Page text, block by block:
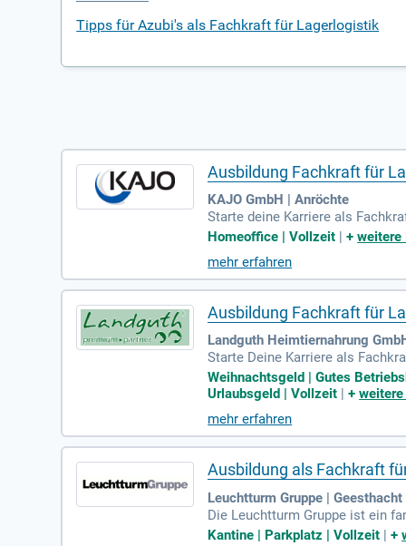
Tipps für Azubi's als Fachkraft für Lagerlogistik
Ausbildung Fachkraft für
KAJO GmbH | Anröchte
Starte deine Karriere als
Teams. Weitere Infos auf
Homeoffice | Vollzeit |+weitere
mehr erfahren
Ausbildung Fachkraft für
Landguth Heimtiernahrung
Starte Deine Karriere als
Lager Güter effizient zu lagern
en. Voraussetzung ist ein guter
Perspektive in einem
Weihnachtsgeld | Gutes
Urlaubsgeld | Vollzeit |+
mehr erfahren
Ausbildung als Fachkraft
Leuchtturm Gruppe | Geesthacht
Die Leuchtturm Gruppe ist ein
ür anspruchsvolle Kunden. Mit
Kantine | Parkplatz | Vollzeit |+